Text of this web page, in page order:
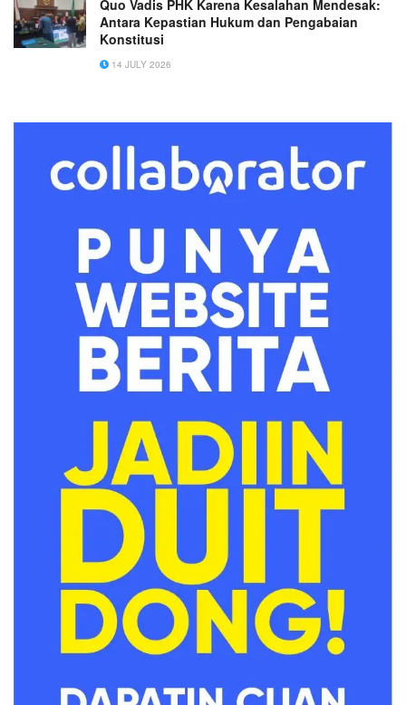
Quo Vadis PHK Karena Kesalahan Mendesak:
Antara Kepastian Hukum dan Pengabaian
Konstitusi
14 JULY 2026